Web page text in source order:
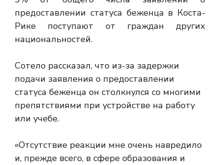
предоставлении статуса беженца в Коста-
Рике поступают от граждан других
национальностей.
Сотело рассказал, что из-за задержки
подачи заявления о предоставлении
статуса беженца он столкнулся со многими
препятствиями при устройстве на работу
или учебе.
«Отсутствие реакции мне очень навредило
и, прежде всего, в сфере образования и